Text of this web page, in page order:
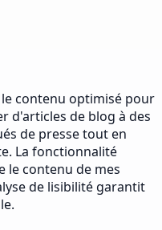
contenu optimisé pour
d'articles de blog à des
de presse tout en
La fonctionnalité
le contenu de mes
de lisibilité garantit